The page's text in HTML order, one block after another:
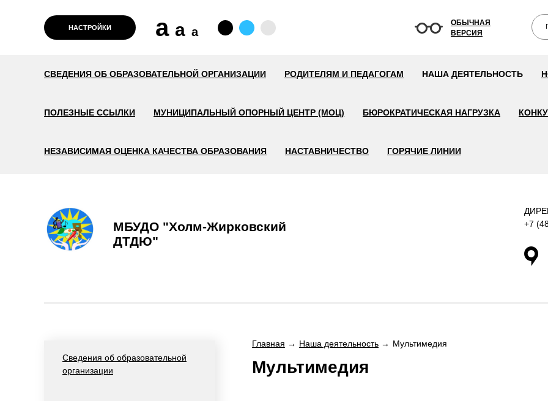
ОБЫЧНАЯ
ВЕРСИЯ
НАСТРОЙКИ a a a
СВЕДЕНИЯ ОБ ОБРАЗОВАТЕЛЬНОЙ ОРГАНИЗАЦИИ РОДИТЕЛЯМ И ПЕДАГОГАМ НАША ДЕЯТЕЛЬНОСТЬ
ПОЛЕЗНЫЕ ССЫЛКИ МУНИЦИПАЛЬНЫЙ ОПОРНЫЙ ЦЕНТР (МОЦ) БЮРОКРАТИЧЕСКАЯ НАГРУЗКА
НЕЗАВИСИМАЯ ОЦЕНКА КАЧЕСТВА ОБРАЗОВАНИЯ НАСТАВНИЧЕСТВО ГОРЯЧИЕ ЛИНИИ
МБУДО "Холм-Жирковский
ДТДЮ"
+7
Главная Наша деятельность Мультимедия
Мультимедия
Сведения об образовательной
организации